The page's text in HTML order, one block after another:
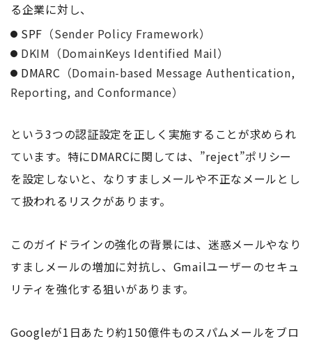
る企業に対し、
SPF （Sender Policy Framework）
DKIM（DomainKeys Identified Mail）
DMARC （Domain-based Message Authentication,
Reporting, and Conformance）
という3つの認証設定を正しく実施することが求められ
ています。特にDMARCに関しては、”reject”ポリシー
を設定しないと、なりすましメールや不正なメールとし
て扱われるリスクがあります。
このガイドラインの強化の背景には、迷惑メールやなり
すましメールの増加に対抗し、Gmailユーザーのセキュ
リティを強化する狙いがあります。
Googleが1日あたり約150億件ものスパムメールをブロ